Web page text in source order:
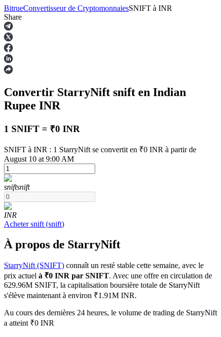
Contrats à terme
Futures USDT
Futures utilisant l'USDT comme garantie
Futures COIN-M
Contrats à terme sur crypto-monnaie
TradFi
BitrueConvertisseur de CryptomonnaiesSNIFT à INR
Share
Convertir StarryNift snift en Indian
Rupee INR
1 SNIFT = ₹0 INR
SNIFT à INR : 1 StarryNift se convertit en ₹0 INR à partir de
August 10 at 9:00 AM
sniftsnift
INR
Acheter snift (snift)
À propos de StarryNift
StarryNift (SNIFT) connaît un resté stable cette semaine, avec le
prix actuel à ₹0 INR par SNIFT. Avec une offre en circulation de
629.96M SNIFT, la capitalisation boursière totale de StarryNift
s'élève maintenant à environ ₹1.91M INR.
Au cours des dernières 24 heures, le volume de trading de StarryNift
a atteint ₹0 INR